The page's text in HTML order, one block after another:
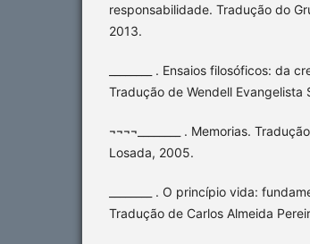
responsabilidade. Tradução do
2013.
________ . Ensaios filosóficos:
Tradução de Wendell Evangelista
¬¬¬¬________ . Memorias.
Losada, 2005.
________ . O princípio vida:
Tradução de Carlos Almeida